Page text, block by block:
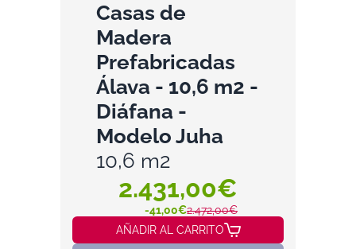
Casas de
Madera
Prefabricadas
Álava - 10,6 m2 -
Diáfana -
Modelo Juha
10,6 m2
2.431,00€
-41,00€2.472,00€
AÑADIR AL CARRITO